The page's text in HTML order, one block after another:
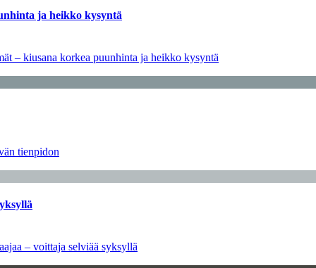
ja heikko kysyntä
– kiusana korkea puunhinta ja heikko kysyntä
tienpidon
– voittaja selviää syksyllä